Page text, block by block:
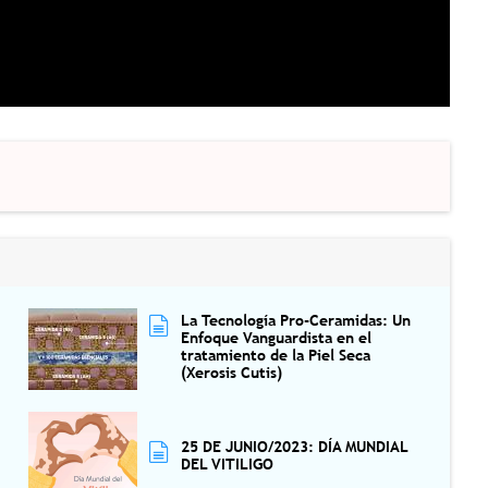
La Tecnología Pro-Ceramidas: Un
Enfoque Vanguardista en el
tratamiento de la Piel Seca
(Xerosis Cutis)
25 DE JUNIO/2023: DÍA MUNDIAL
DEL VITILIGO